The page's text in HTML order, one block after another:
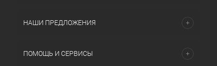
НАШИ ПРЕДЛОЖЕНИЯ
ПОМОЩЬ И СЕРВИСЫ